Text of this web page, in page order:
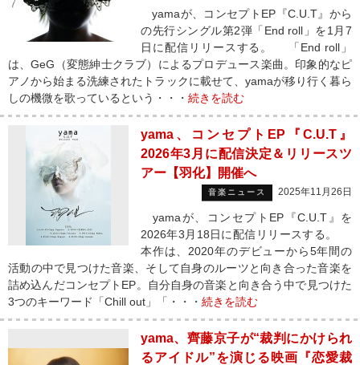
yamaが、コンセプトEP『C.U.T』から
の先行シングル第2弾「End roll」を1月7
日に配信リリースする。 「End roll」
は、GeG（変態紳士クラブ）によるプロデュース楽曲。印象的なピ
アノから始まる洗練されたトラックに載せて、yamaが移り行く暮ら
しの機微を歌っているという・・・ 続きを読む
yama、コンセプトEP『C.U.T』
2026年3月に配信決定＆リリースツ
アー【羽化】開催へ
音楽ニュース 2025年11月26日
yamaが、コンセプトEP『C.U.T』を
2026年3月18日に配信リリースする。
本作は、2020年のデビューから5年間の
活動の中で見つけた音楽、そして自身のルーツと向き合った音楽を
詰め込んだコンセプトEP。自分自身の音楽と向き合う中で見つけた
3つのキーワード「Chill out」「・・・ 続きを読む
yama、齊藤京子が“裁判にかけられ
るアイドル”を演じる映画『恋愛裁